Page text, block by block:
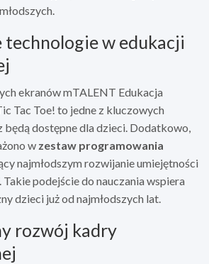
technologie w edukacji
ekranów mTALENT Edukacja
Tac Toe! to jedne z kluczowych
będą dostępne dla dzieci. Dodatkowo,
w zestaw programowania
najmłodszym rozwijanie umiejętności
podejście do nauczania wspiera
dzieci już od najmłodszych lat.
rozwój kadry